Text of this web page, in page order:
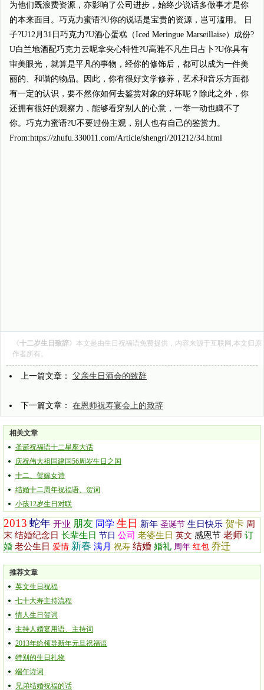
为他们既浪费资源，亦影响了公司进步，始终少说话多做事才是你
的本来面目。巧克力蜜语?U你的说话是宝贵的资源，岂可滥用。 日
子?U12月31日巧克力?U酒心蛋糕（Iced Meringue Marseillaise）成份?
U白兰地酒配巧克力云呢拿夹心特性?U高雅不凡生日占卜?U你具有
审美眼光，就算是平凡的事物，经你的修饰后，都可以成为一件美
丽的、和谐的物品。因此，你有很好文学修养，艺术和音乐方面都
有一定的认识，要不然你如何去鉴赏对象的好坏呢？除此之外，你
还拥有很好的观察力，能够看穿别人的心意，一举一动也瞒不了
你。巧克力蜜语?U不要过份主观，别人也有自己的鉴赏力。
From:https://zhufu.330011.com/Article/shengri/201212/34.html
《十二岁生日致辞》本文是由生日祝福语免费提供，内容来源于互联网,本文归原
作者所有。
上一篇文章： 父亲生日酒会的致辞
下一篇文章： 在恩师祝寿宴会上的致辞
相关文章
圣诞祝福语十二星座大话
庆祝伟大祖国建国56周岁生日之国
十二、贺嫁女诗
结婚十二周年祝福语、贺词
小孩12岁生日对联
2013 蛇年 开业 朋友 同学 生日 新年 圣诞节 生日快乐 贺卡 周
末 结婚纪念日 长辈生日 节日 公司 老婆生日 英文 感恩节 老师 订
婚 老公生日 爱情 新春 满月 祝寿 结婚 婚礼 周年 红包 乔迁
推荐文章
英文生日祝福
七十大寿主持流程
情人生日贺词
主持人婚宴用语、主持词
2013年给领导新年元旦祝福语
特别的生日礼物
端午诗词
兄弟结婚祝福的话